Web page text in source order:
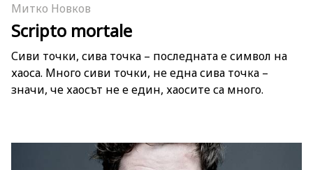
Митко Новков
Scripto mortale
Сиви точки, сива точка – последната е символ на
хаоса. Много сиви точки, не една сива точка –
значи, че хаосът не е един, хаосите са много.